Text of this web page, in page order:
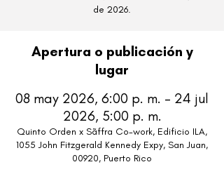
de 2026.
Apertura o publicación y
lugar
08 may 2026, 6:00 p. m. – 24 jul
2026, 5:00 p. m.
Quinto Orden x Sãffra Co-work, Edificio ILA,
1055 John Fitzgerald Kennedy Expy, San Juan,
00920, Puerto Rico